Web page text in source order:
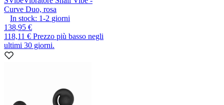
Curve Duo, rosa
In stock: 1-2 giorni
138,95 €
118,11 € Prezzo più basso negli
ultimi 30 giorni.